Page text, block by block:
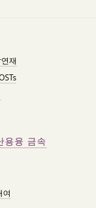
재
용융 금속
여